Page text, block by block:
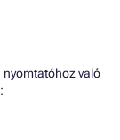
nyomtatóhoz való